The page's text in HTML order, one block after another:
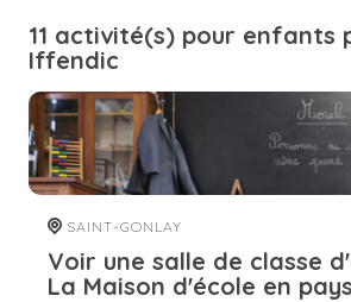
11 activité(s) pour enfants
Iffendic
SAINT-GONLAY
Voir une salle de classe
La Maison d'école en